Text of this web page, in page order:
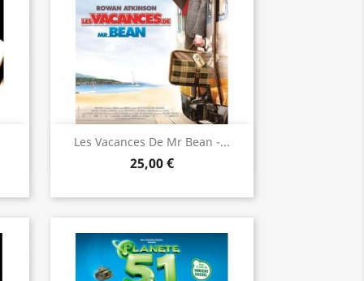
Les Vacances De Mr Bean -...
25,00 €
Aperçu rapide